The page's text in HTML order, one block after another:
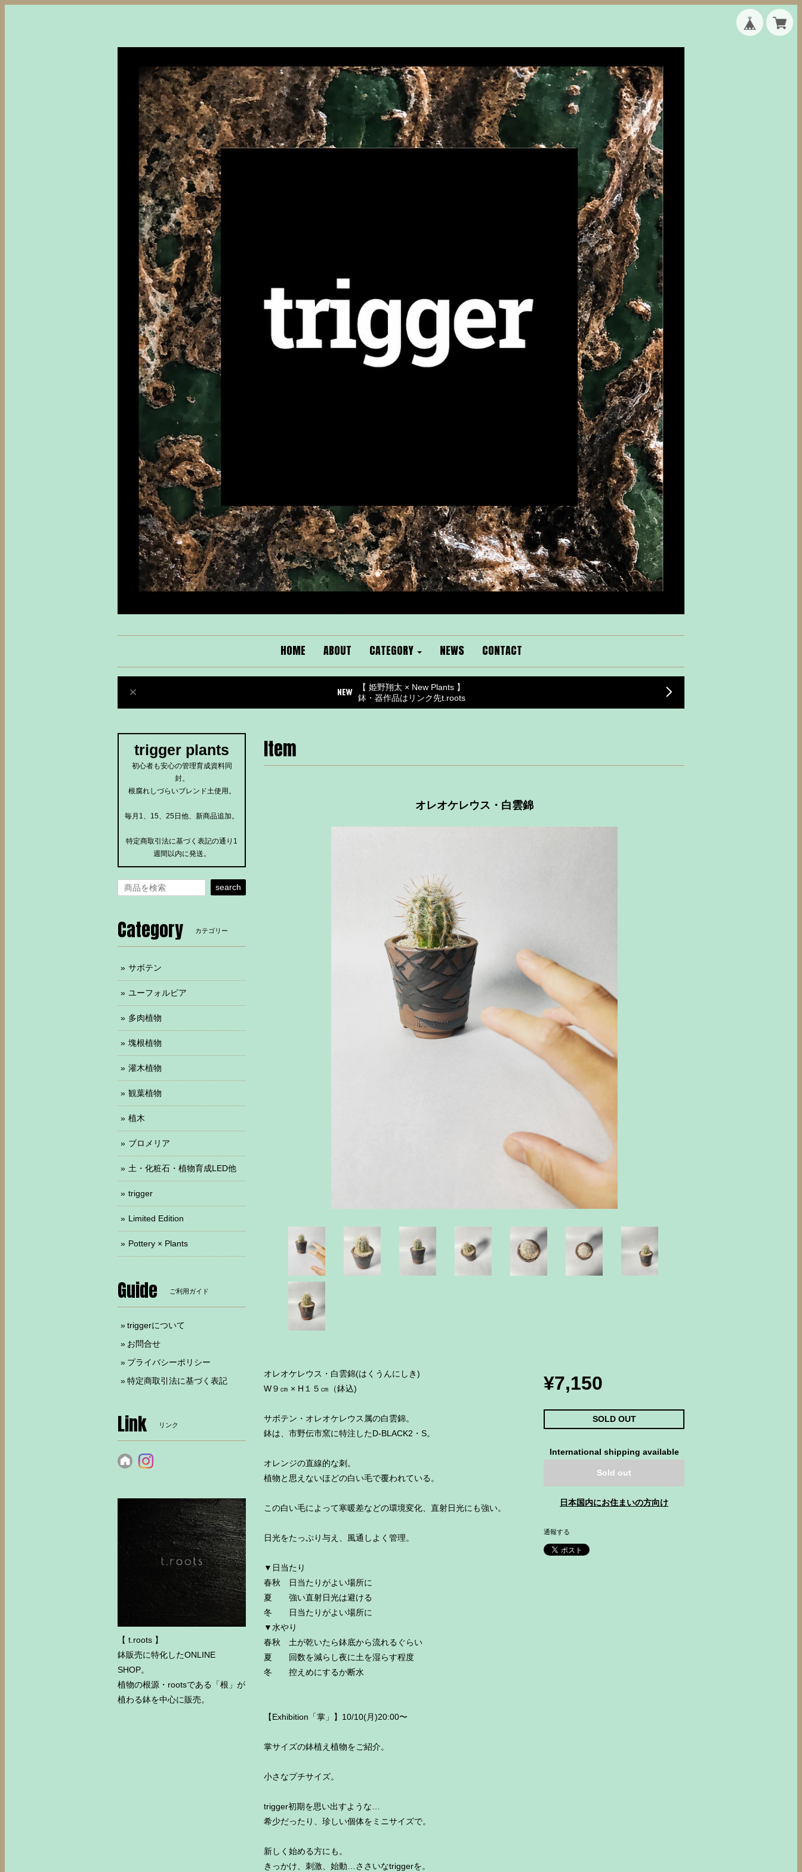
HOME ABOUT CATEGORY NEWS CONTACT
【 姫野翔太 × New Plants 】
鉢・器作品はリンク先t.roots
Item
オレオケレウス・白雲錦
オレオケレウス・白雲錦(はくうんにしき)
W９㎝ × H１５㎝（鉢込)
サボテン・オレオケレウス属の白雲錦。
鉢は、市野伝市窯に特注したD-BLACK2・S。
オレンジの直線的な刺。
植物と思えないほどの白い毛で覆われている。
この白い毛によって寒暖差などの環境変化、直射日光にも強い。
日光をたっぷり与え、風通しよく管理。
▼日当たり
春秋 日当たりがよい場所に
夏 強い直射日光は避ける
冬 日当たりがよい場所に
▼水やり
春秋 土が乾いたら鉢底から流れるぐらい
夏 回数を減らし夜に土を湿らす程度
冬 控えめにするか断水
【Exhibition「掌」】10/10(月)20:00〜
掌サイズの鉢植え植物をご紹介。
小さなプチサイズ。
trigger初期を思い出すような…
希少だったり、珍しい個体をミニサイズで。
新しく始める方にも。
きっかけ、刺激、始動…ささいなtriggerを。
¥7,150
SOLD OUT
International shipping available
Sold out
日本国内にお住まいの方向け
通報する
trigger plants
初心者も安心の管理育成資料同
封。
根腐れしづらいブレンド土使用。
毎月1、15、25日他、新商品追加。
特定商取引法に基づく表記の通り1
週間以内に発送。
search
Category カテゴリー
サボテン
ユーフォルビア
多肉植物
塊根植物
灌木植物
観葉植物
植木
ブロメリア
土・化粧石・植物育成LED他
trigger
Limited Edition
Pottery × Plants
Guide ご利用ガイド
triggerについて
お問合せ
プライバシーポリシー
特定商取引法に基づく表記
Link リンク
【 t.roots 】
鉢販売に特化したONLINE
SHOP。
植物の根源・rootsである「根」が
植わる鉢を中心に販売。